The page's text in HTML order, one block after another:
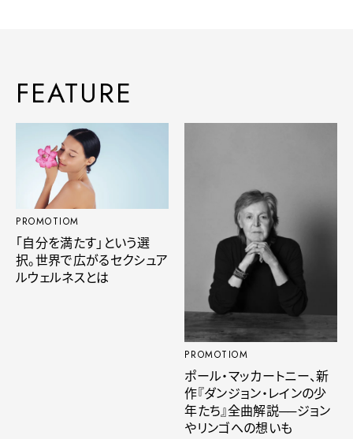
FEATURE
PROMOTIOM
「自分を満たす」という選
択。世界で広がるセクシュア
ルウェルネスとは
PROMOTIOM
ポール・マッカートニー、新
作『ダンジョン・レインの少
年たち』全曲解説──ジョン
やリンゴへの想いも